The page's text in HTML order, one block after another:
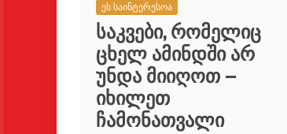
ეს საინტერესოა
საკვები, რომელიც
ცხელ ამინდში არ
უნდა მიიღოთ –
იხილეთ
ჩამონათვალი